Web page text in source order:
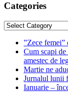
Categories
Categories
”Zece femei”
Cum scapi
amestec de
Martie ne
Jurnalul lunii
Ianuarie –